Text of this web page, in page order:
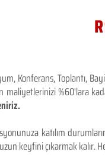
Konferans, Toplantı,
maliyetlerinizi %60'lara
katılım
keyfini çıkarmak kalır.